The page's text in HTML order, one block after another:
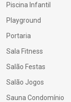
Piscina Infantil
Playground
Portaria
Sala Fitness
Salão Festas
Salão Jogos
Sauna Condomínio